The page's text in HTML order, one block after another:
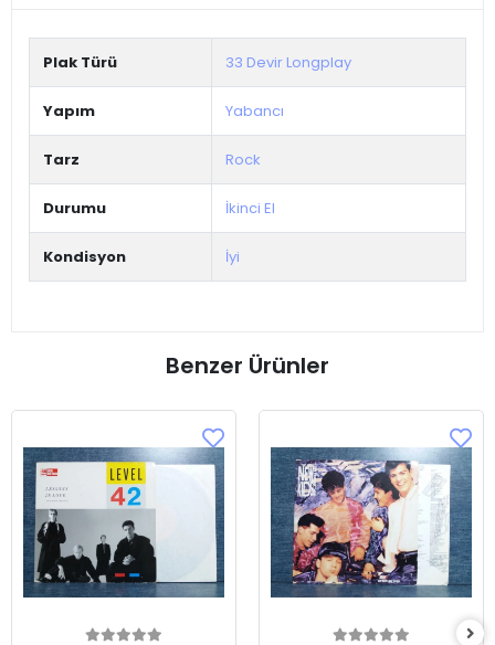
Plak Türü 33 Devir Longplay
Yapım Yabancı
Tarz Rock
Durumu İkinci El
Kondisyon İyi
Benzer Ürünler